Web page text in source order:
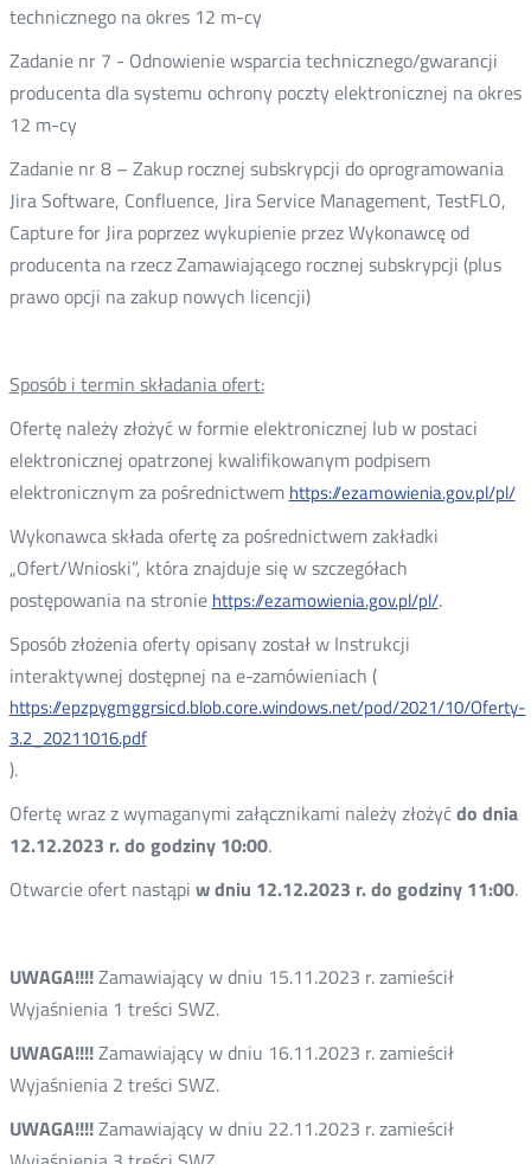
technicznego na okres 12 m-cy
Zadanie nr 7 - Odnowienie wsparcia technicznego/gwarancji
producenta dla systemu ochrony poczty elektronicznej na okres
12 m-cy
Zadanie nr 8 – Zakup rocznej subskrypcji do oprogramowania
Jira Software, Confluence, Jira Service Management, TestFLO,
Capture for Jira poprzez wykupienie przez Wykonawcę od
producenta na rzecz Zamawiającego rocznej subskrypcji (plus
prawo opcji na zakup nowych licencji)
Sposób i termin składania ofert:
Ofertę należy złożyć w formie elektronicznej lub w postaci
elektronicznej opatrzonej kwalifikowanym podpisem
elektronicznym za pośrednictwem https://ezamowienia.gov.pl/pl/
Wykonawca składa ofertę za pośrednictwem zakładki
„Ofert/Wnioski”, która znajduje się w szczegółach
postępowania na stronie https://ezamowienia.gov.pl/pl/.
Sposób złożenia oferty opisany został w Instrukcji
interaktywnej dostępnej na e-zamówieniach (
https://epzpygmggrsicd.blob.core.windows.net/pod/2021/10/Oferty-
3.2_20211016.pdf
).
Ofertę wraz z wymaganymi załącznikami należy złożyćdo dnia
12.12.2023 r. do godziny 10:00.
Otwarcie ofert nastąpi w dniu 12.12.2023 r. do godziny 11:00.
UWAGA!!!!Zamawiający w dniu 15.11.2023 r. zamieścił
Wyjaśnienia 1 treści SWZ.
UWAGA!!!!Zamawiający w dniu 16.11.2023 r. zamieścił
Wyjaśnienia 2 treści SWZ.
UWAGA!!!!Zamawiający w dniu 22.11.2023 r. zamieścił